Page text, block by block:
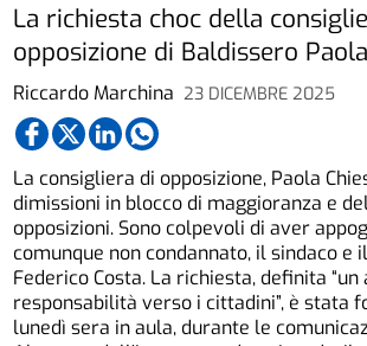
Riccardo Marchina 23 DICEMBRE 2025
La richiesta choc della
opposizione di Baldissero
La consigliera di opposizione, Paola
dimissioni in blocco di maggioranza e
opposizioni. Sono colpevoli di aver
comunque non condannato, il sindaco e
Federico Costa. La richiesta, definita “un
responsabilità verso i cittadini”, è stata
lunedì sera in aula, durante le